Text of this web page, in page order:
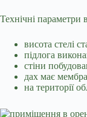
Технічні
висота стелі
підлога
стіни
дах має
на території